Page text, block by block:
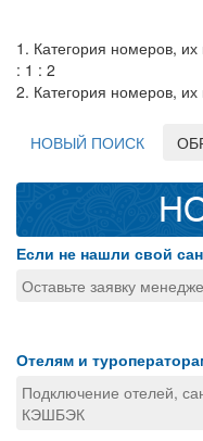
1. Категория номеров,
: 1 : 2
2. Категория номеров,
НОВЫЙ ПОИСК
Если не нашли свой
Оставьте заявку
Отелям и
Подключение отелей,
КЭШБЭК